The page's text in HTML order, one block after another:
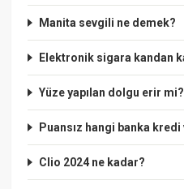
Manita sevgili ne demek?
Elektronik sigara kandan
Yüze yapılan dolgu erir mi?
Puansız hangi banka
Clio 2024 ne kadar?